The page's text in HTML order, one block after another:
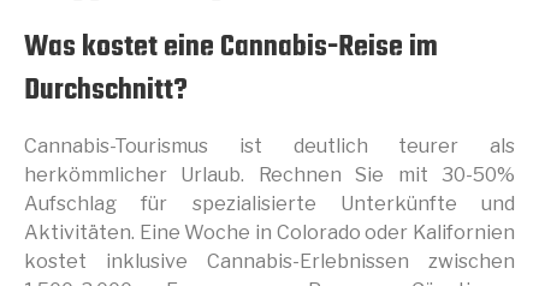
Was kostet eine Cannabis-Reise im
Durchschnitt?
Cannabis-Tourismus ist deutlich teurer als
herkömmlicher Urlaub. Rechnen Sie mit 30-50%
Aufschlag für spezialisierte Unterkünfte und
Aktivitäten. Eine Woche in Colorado oder Kalifornien
kostet inklusive Cannabis-Erlebnissen zwischen